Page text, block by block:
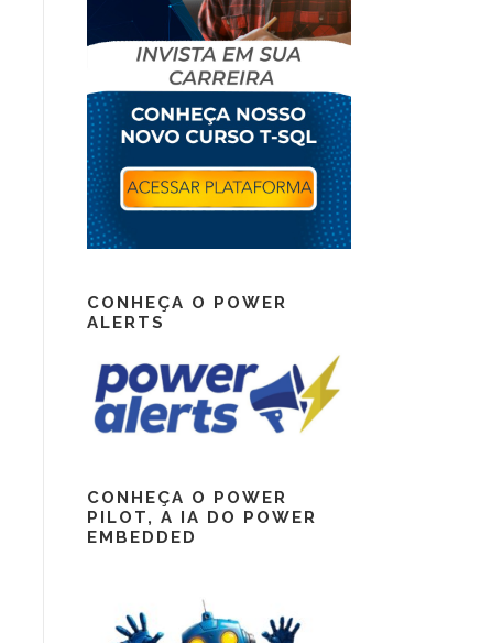
CONHEÇA O POWER
ALERTS
CONHEÇA O POWER
PILOT, A IA DO POWER
EMBEDDED